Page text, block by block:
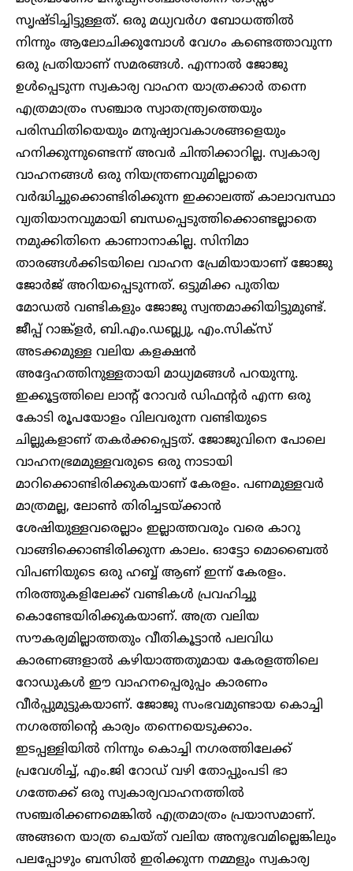
സൃഷ്ടിച്ചിട്ടുള്ളത്. ഒരു മധ്യവർ​​ഗ ബോധത്തിൽ
നിന്നും ആലോചിക്കുമ്പോൾ വേ​ഗം കണ്ടെത്താവുന്ന
ഒരു പ്രതിയാണ് സമരങ്ങൾ. എന്നാൽ ജോജു
ഉൾപ്പെടുന്ന സ്വകാര്യ വാഹന യാത്രക്കാർ തന്നെ
എത്രമാത്രം സഞ്ചാര സ്വാതന്ത്ര്യത്തെയും
പരിസ്ഥിതിയെയും മനുഷ്യാവകാശങ്ങളെയും
ഹനിക്കുന്നുണ്ടെന്ന് അവർ ചിന്തിക്കാറില്ല. സ്വകാര്യ
വാഹനങ്ങൾ ഒരു നിയന്ത്രണവുമില്ലാതെ
വർദ്ധിച്ചുക്കൊണ്ടിരിക്കുന്ന ഇക്കാലത്ത് കാലാവസ്ഥാ
വ്യതിയാനവുമായി ബന്ധപ്പെടുത്തിക്കൊണ്ടല്ലാതെ
നമുക്കിതിനെ കാണാനാകില്ല. സിനിമാ
താരങ്ങൾക്കിടയിലെ വാഹന പ്രേമിയായാണ് ജോജു
ജോർജ് അറിയപ്പെടുന്നത്. ഒട്ടുമിക്ക പുതിയ
മോഡൽ വണ്ടികളും ജോജു സ്വന്തമാക്കിയിട്ടുമുണ്ട്.
ജീപ്പ് റാങ്ക്ളർ, ബി.എം.ഡബ്ല്യു, എം.സിക്സ്
അടക്കമുള്ള വലിയ കളക്ഷൻ
അദ്ദേഹത്തിനുള്ളതായി മാധ്യമങ്ങൾ പറയുന്നു.
ഇക്കൂട്ടത്തിലെ ലാന്റ് റോവർ ഡിഫന്റർ എന്ന ഒരു
കോടി രൂപയോളം വിലവരുന്ന വണ്ടിയുടെ
ചില്ലുകളാണ് തകർക്കപ്പെട്ടത്. ജോജുവിനെ പോലെ
വാഹനഭ്രമമുള്ളവരുടെ ഒരു നാടായി
മാറിക്കൊണ്ടിരിക്കുകയാണ് കേരളം. പണമുള്ളവർ
മാത്രമല്ല, ലോൺ തിരിച്ചടയ്ക്കാൻ
ശേഷിയുള്ളവരെല്ലാം ഇല്ലാത്തവരും വരെ കാറു
വാങ്ങിക്കൊണ്ടിരിക്കുന്ന കാലം. ഓട്ടോ മൊബൈൽ
വിപണിയുടെ ഒരു ഹബ്ബ് ആണ് ഇന്ന് കേരളം.
നിരത്തുകളിലേക്ക് വണ്ടികൾ പ്രവഹിച്ചു
കൊണ്ടേയിരിക്കുകയാണ്. അത്ര വലിയ
സൗകര്യമില്ലാത്തതും വീതികൂട്ടാൻ പലവിധ
കാരണങ്ങളാൽ കഴിയാത്തതുമായ കേരളത്തിലെ
റോഡുകൾ ഈ വാഹനപ്പെരുപ്പം കാരണം
വീർപ്പുമുട്ടുകയാണ്. ജോജു സംഭവമുണ്ടായ കൊച്ചി
ന​ഗരത്തിന്റെ കാര്യം തന്നെയെടുക്കാം.
ഇടപ്പള്ളിയിൽ നിന്നും കൊച്ചി ന​ഗരത്തിലേക്ക്
പ്രവേശിച്ച്, എം.ജി റോഡ് വഴി തോപ്പുംപടി ഭാ​
ഗത്തേക്ക് ഒരു സ്വകാര്യവാഹനത്തിൽ
സഞ്ചരിക്കണമെങ്കിൽ എത്രമാത്രം പ്രയാസമാണ്.
അങ്ങനെ യാത്ര ചെയ്ത് വലിയ അനുഭവമില്ലെങ്കിലും
പലപ്പോഴും ബസിൽ ഇരിക്കുന്ന നമ്മളും സ്വകാര്യ